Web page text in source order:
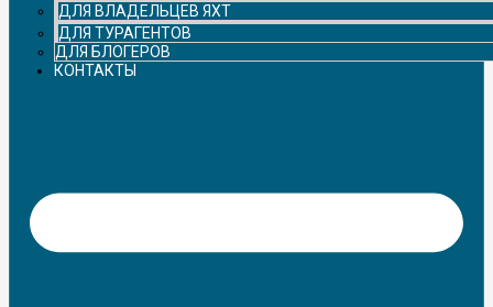
ДЛЯ ВЛАДЕЛЬЦЕВ ЯХТ
ДЛЯ ТУРАГЕНТОВ
ДЛЯ БЛОГЕРОВ
КОНТАКТЫ